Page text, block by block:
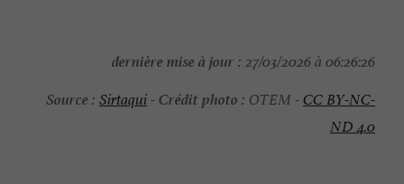
dernière mise à jour : 27/03/2026 à 06:26:26
Source : Sirtaqui-Crédit photo : OTEM -CC BY-NC-
ND 4.0